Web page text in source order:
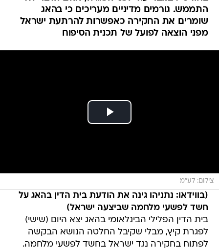
התממש. גורמים מדיניים מעריכים כי בהאג
שומרים את החקירה כאפשרות להרתעת ישראל
מפני הוצאה לפועל של תכנית הסיפוח
צילום: לע"מ
(בווידאו: נתניהו גינה את הודעת בית הדין בהאג על
חשד לפשעי מלחמה שביצעה ישראל)
בית הדין הפלילי הבינלאומי בהאג יצא היום (שישי)
לפגרת קיץ, מבלי שקיבל החלטה הנושא הבקשה
לפתוח בחקירה נגד ישראל בחשד לפשעי מלחמה.